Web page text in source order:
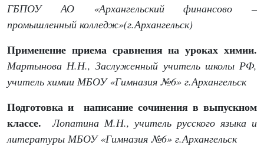
ГБПОУ АО «Архангельский финансово –
промышленный колледж»(г.Архангельск)
Применение приема сравнения на уроках химии.
Мартынова Н.Н., Заслуженный учитель школы РФ,
учитель химии МБОУ «Гимназия №6» г.Архангельск
Подготовка и написание сочинения в выпускном
классе.Лопатина М.Н., учитель русского языка и
литературы МБОУ «Гимназия №6» г.Архангельск